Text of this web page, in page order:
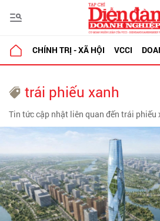
CHÍNH TRỊ - XÃ HỘI VCCI
trái phiếu xanh
Tin tức cập nhật liên quan đến trái phiếu